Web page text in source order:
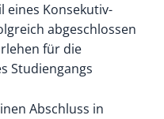
eines Konsekutiv-
abgeschlossen
für die
Studiengangs
Abschluss in